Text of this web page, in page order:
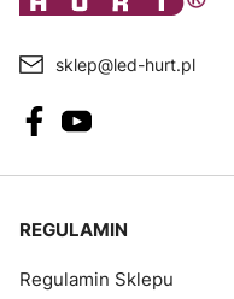
sklep@led-hurt.pl
Linki w stopce
REGULAMIN
Regulamin Sklepu